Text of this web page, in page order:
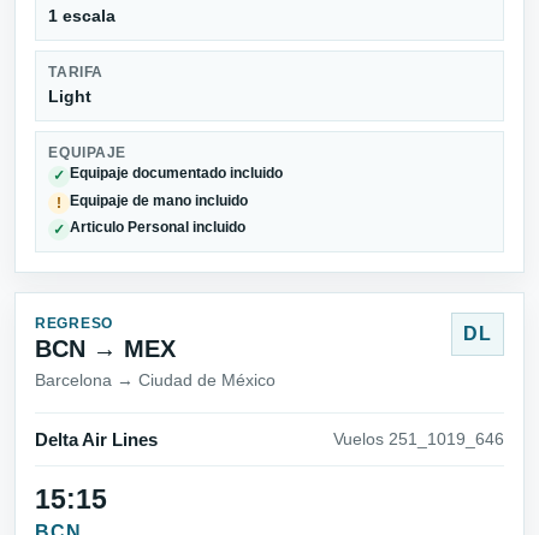
1 escala
TARIFA
Light
EQUIPAJE
✓ Equipaje documentado incluido
! Equipaje de mano incluido
✓ Articulo Personal incluido
REGRESO
BCN → MEX
Barcelona → Ciudad de México
DL
Delta Air Lines Vuelos 251_1019_646
15:15